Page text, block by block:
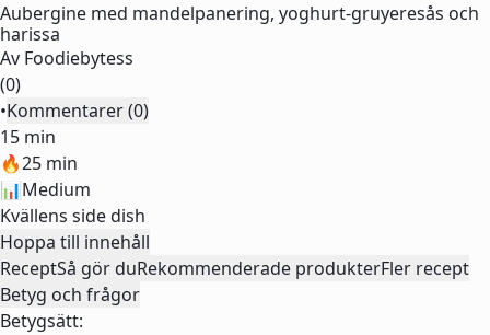
Aubergine med mandelpanering, yoghurt-gruyeresås och
harissa
Av Foodiebytess
(0)
•Kommentarer (0)
15 min
🔥25 min
📊Medium
Kvällens side dish
Hoppa till innehåll
ReceptSå gör duRekommenderade produkterFler recept
Betyg och frågor
Betygsätt: